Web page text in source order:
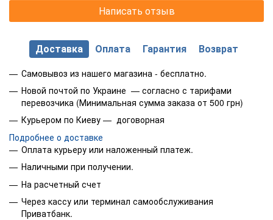
Написать отзыв
Доставка Оплата Гарантия Возврат
Самовывоз из нашего магазина - бесплатно.
Новой почтой по Украине — согласно с тарифами
перевозчика (Минимальная сумма заказа от 500 грн)
Курьером по Киеву — договорная
Подробнее о доставке
Оплата курьеру или наложенный платеж.
Наличными при получении.
На расчетный счет
Через кассу или терминал самообслуживания
Приватбанк.